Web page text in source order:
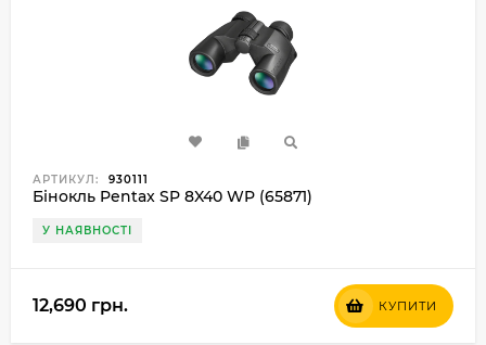
АРТИКУЛ: 930111
Бінокль Pentax SP 8X40 WP (65871)
У НАЯВНОСТІ
12,690 грн. КУПИТИ